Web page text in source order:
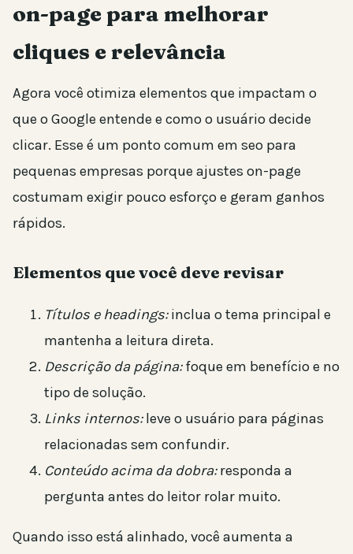
on-page para melhorar
cliques e relevância
Agora você otimiza elementos que impactam o
que o Google entende e como o usuário decide
clicar. Esse é um ponto comum em seo para
pequenas empresas porque ajustes on-page
costumam exigir pouco esforço e geram ganhos
rápidos.
Elementos que você deve revisar
Títulos e headings:inclua o tema principal e
mantenha a leitura direta.
Descrição da página:foque em benefício e no
tipo de solução.
Links internos:leve o usuário para páginas
relacionadas sem confundir.
Conteúdo acima da dobra:responda a
pergunta antes do leitor rolar muito.
Quando isso está alinhado, você aumenta a